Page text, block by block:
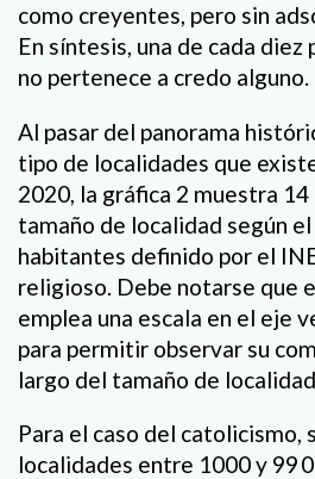
como creyentes, pero sin
En síntesis, una de cada diez
no pertenece a credo alguno.
Al pasar del panorama
tipo de localidades que
2020, la gráfica 2 muestra
tamaño de localidad según
habitantes definido por el
religioso. Debe notarse que
emplea una escala en el eje
para permitir observar su
largo del tamaño de
Para el caso del catolicismo,
localidades entre 1000 y 99